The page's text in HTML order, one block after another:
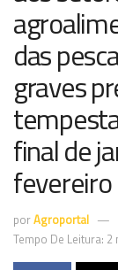
das
graves
final de
fevereiro
porAgroportal
Tempo De Leitura: 2